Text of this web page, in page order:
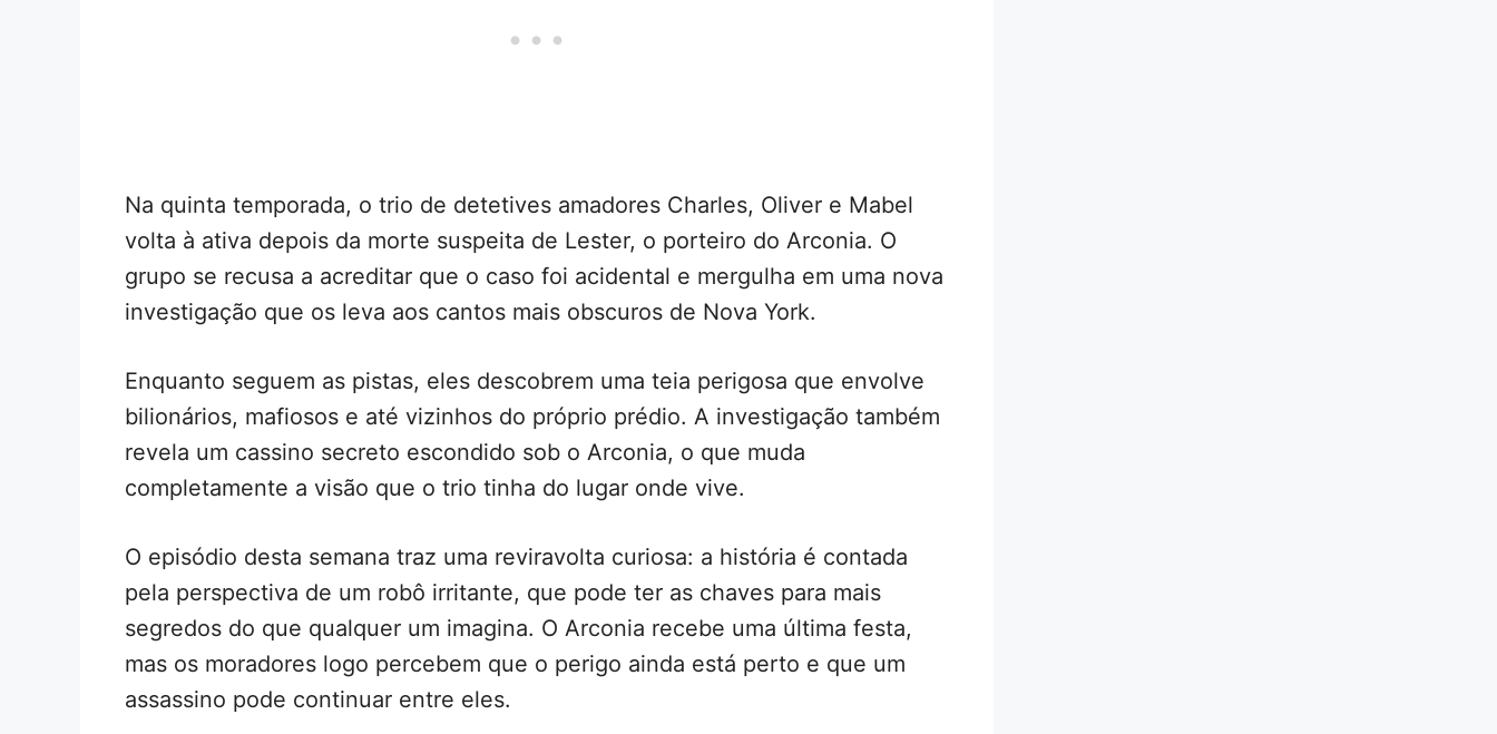
Na quinta temporada, o trio de detetives amadores Charles, Oliver e Mabel
volta à ativa depois da morte suspeita de Lester, o porteiro do Arconia. O
grupo se recusa a acreditar que o caso foi acidental e mergulha em uma nova
investigação que os leva aos cantos mais obscuros de Nova York.
Enquanto seguem as pistas, eles descobrem uma teia perigosa que envolve
bilionários, mafiosos e até vizinhos do próprio prédio. A investigação também
revela um cassino secreto escondido sob o Arconia, o que muda
completamente a visão que o trio tinha do lugar onde vive.
O episódio desta semana traz uma reviravolta curiosa: a história é contada
pela perspectiva de um robô irritante, que pode ter as chaves para mais
segredos do que qualquer um imagina. O Arconia recebe uma última festa,
mas os moradores logo percebem que o perigo ainda está perto e que um
assassino pode continuar entre eles.